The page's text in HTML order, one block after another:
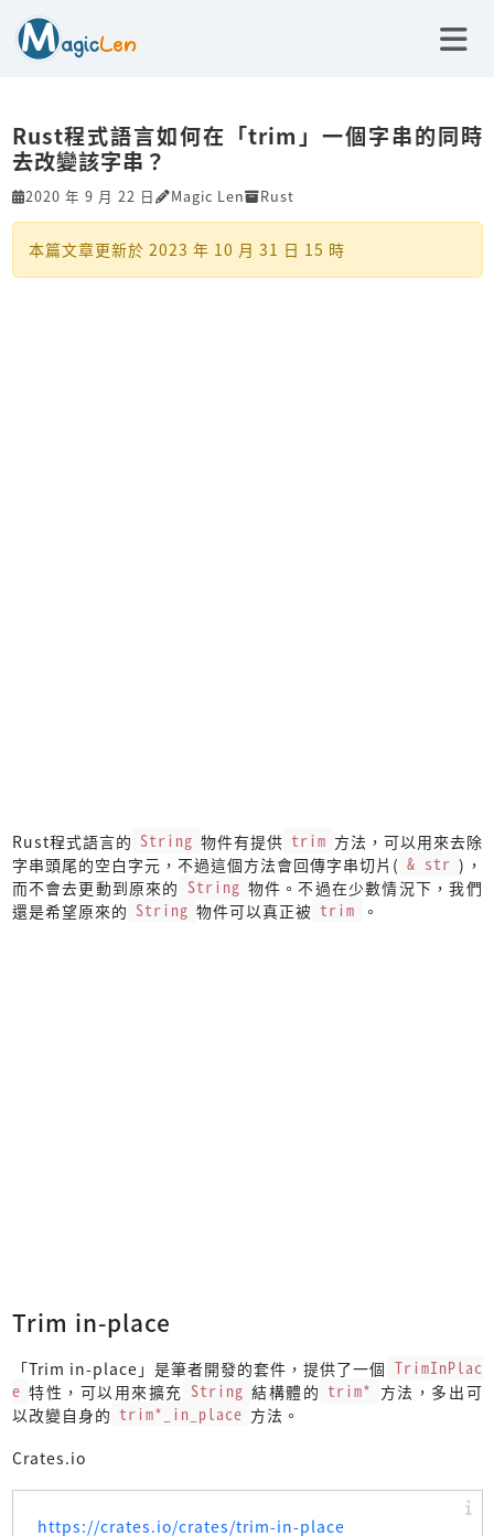
Rust程式語言如何在「trim」一個字串的同時
去改變該字串？
2020 年 9 月 22 日 Magic Len Rust
本篇文章更新於 2023 年 10 月 31 日 15 時
Rust程式語言的 String 物件有提供 trim 方法，可以用來去除
字串頭尾的空白字元，不過這個方法會回傳字串切片( & str )，
而不會去更動到原來的 String 物件。不過在少數情況下，我們
還是希望原來的 String 物件可以真正被 trim 。
Trim in-place
「Trim in-place」是筆者開發的套件，提供了一個 TrimInPlac
e 特性，可以用來擴充 String 結構體的 trim* 方法，多出可
以改變自身的 trim*_in_place 方法。
Crates.io
https://crates.io/crates/trim-in-place